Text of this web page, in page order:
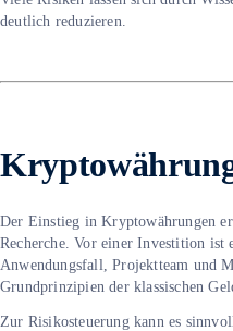
deutlich reduzieren.
Der Einstieg in Kryptowährungen
Recherche. Vor einer Investition ist
Anwendungsfall, Projektteam und
Grundprinzipien der klassischen
Zur Risikosteuerung kann es